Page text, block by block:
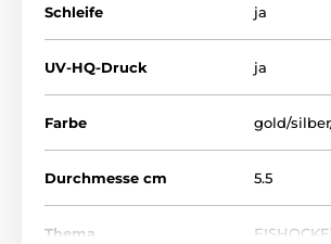
Metallmedaillen mit Aufdruck
Schleife ja
UV-HQ-Druck ja
Farbe gold/
Durchmesse cm 5.5
Thema